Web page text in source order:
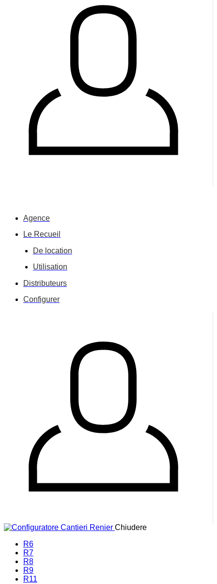
Agence
Le Recueil
De location
Utilisation
Distributeurs
Configurer
Chiudere
R6
R7
R8
R9
R11